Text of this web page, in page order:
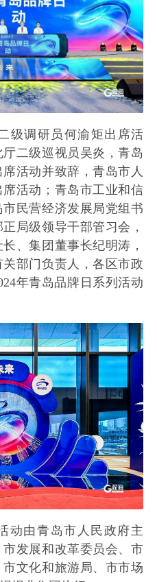
级调研员何渝矩出席活
二级巡视员吴炎，青岛
活动并致辞，青岛市人
活动；青岛市工业和信
民营经济发展局党组书
局级领导干部管习会，
、集团董事长纪明涛，
部门负责人，各区市政
年青岛品牌日系列活动
动由青岛市人民政府主
发展和改革委员会、市
文化和旅游局、市市场